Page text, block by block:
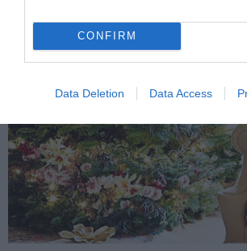
CONFIRM
Data Deletion Data Access